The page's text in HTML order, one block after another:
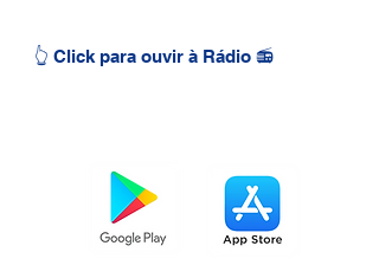
👆 Click para ouvir à Rádio 📻